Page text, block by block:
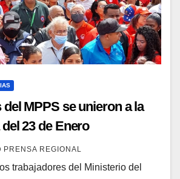
MPPS se unieron a la
23 de Enero
PRENSA REGIONAL
trabajadores del Ministerio del